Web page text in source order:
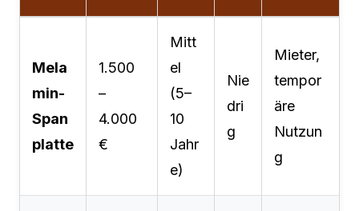
Mela
min-
Span
platte
1.500
–
4.000
€
Mitt
el
(5–
10
Jahr
e)
Nie
dri
g
Mieter,
tempor
äre
Nutzun
g